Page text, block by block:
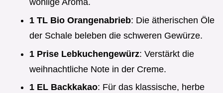
wohlige Aroma.
1 TL Bio Orangenabrieb: Die ätherischen Öle
der Schale beleben die schweren Gewürze.
1 Prise Lebkuchengewürz: Verstärkt die
weihnachtliche Note in der Creme.
1 EL Backkakao: Für das klassische, herbe